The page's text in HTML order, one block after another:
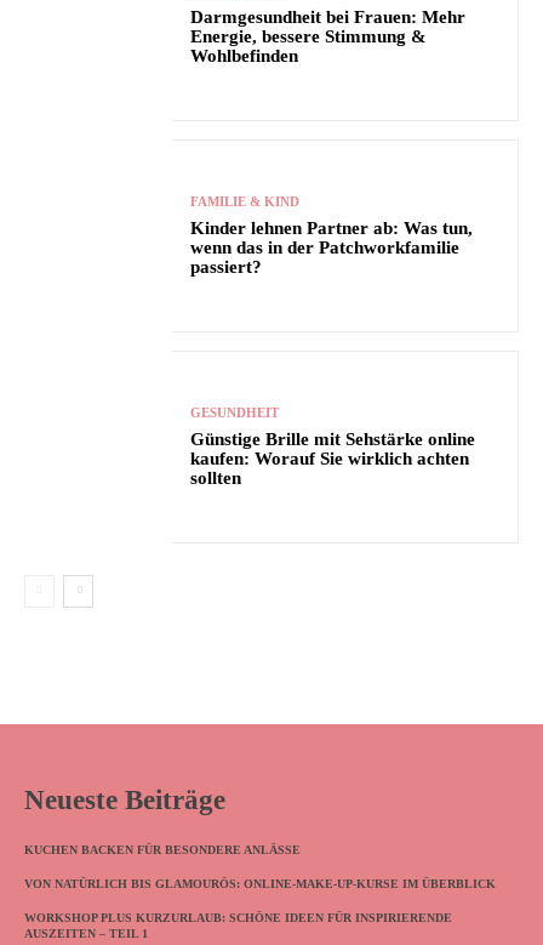
Darmgesundheit bei Frauen: Mehr
Energie, bessere Stimmung &
Wohlbefinden
FAMILIE & KIND
Kinder lehnen Partner ab: Was tun,
wenn das in der Patchworkfamilie
passiert?
GESUNDHEIT
Günstige Brille mit Sehstärke online
kaufen: Worauf Sie wirklich achten
sollten
Neueste Beiträge
KUCHEN BACKEN FÜR BESONDERE ANLÄSSE
VON NATÜRLICH BIS GLAMOURÖS: ONLINE-MAKE-UP-KURSE IM ÜBERBLICK
WORKSHOP PLUS KURZURLAUB: SCHÖNE IDEEN FÜR INSPIRIERENDE
AUSZEITEN – TEIL 1